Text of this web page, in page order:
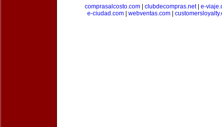
comprasalcosto.com
clubdecompras.net| e-
e-ciudad.com| webventas.com|